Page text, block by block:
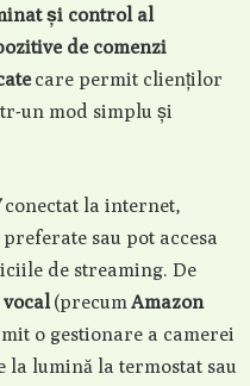
și control al
de comenzi
care permit clienților
un mod simplu și
conectat la internet,
sau pot accesa
de streaming. De
(precumAmazon
o gestionare a camerei
lumină la termostat sau